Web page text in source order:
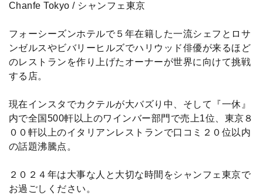
Chanfe Tokyo / シャンフェ東京
フォーシーズンホテルで５年在籍した一流シェフとロサ
ンゼルスやビバリーヒルズでハリウッド俳優が来るほど
のレストランを作り上げたオーナーが世界に向けて挑戦
する店。
現在インスタでカクテルが大バズり中、そして『一休』
内で全国500軒以上のワインバー部門で売上1位、東京８
００軒以上のイタリアンレストランで口コミ２０位以内
の話題沸騰点。
２０２４年は大事な人と大切な時間をシャンフェ東京で
お過ごしください。